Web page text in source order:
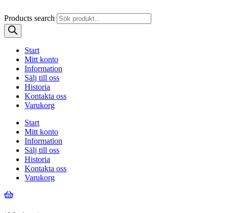
Products search
Start
Mitt konto
Information
Sälj till oss
Historia
Kontakta oss
Varukorg
Start
Mitt konto
Information
Sälj till oss
Historia
Kontakta oss
Varukorg